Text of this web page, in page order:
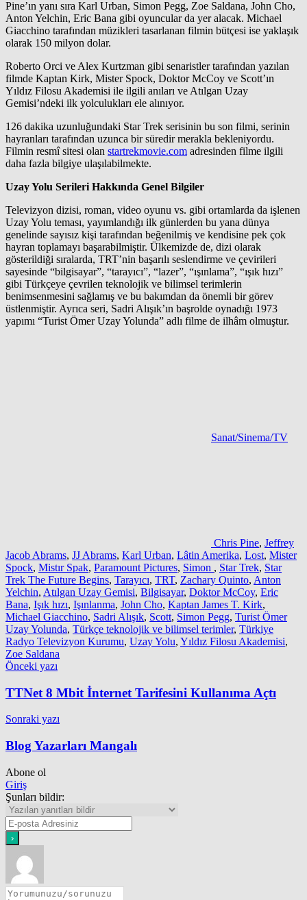
Pine’ın yanı sıra Karl Urban, Simon Pegg, Zoe Saldana, John Cho,
Anton Yelchin, Eric Bana gibi oyuncular da yer alacak. Michael
Giacchino tarafından müzikleri tasarlanan filmin bütçesi ise yaklaşık
olarak 150 milyon dolar.
Roberto Orci ve Alex Kurtzman gibi senaristler tarafından yazılan
filmde Kaptan Kirk, Mister Spock, Doktor McCoy ve Scott’ın
Yıldız Filosu Akademisi ile ilgili anıları ve Atılgan Uzay
Gemisi’ndeki ilk yolculukları ele alınıyor.
126 dakika uzunluğundaki Star Trek serisinin bu son filmi, serinin
hayranları tarafından uzunca bir süredir merakla bekleniyordu.
Filmin resmî sitesi olan startrekmovie.com adresinden filme ilgili
daha fazla bilgiye ulaşılabilmekte.
Uzay Yolu Serileri Hakkında Genel Bilgiler
Televizyon dizisi, roman, video oyunu vs. gibi ortamlarda da işlenen
Uzay Yolu teması, yayımlandığı ilk günlerden bu yana dünya
genelinde sayısız kişi tarafından beğenilmiş ve kendisine pek çok
hayran toplamayı başarabilmiştir. Ülkemizde de, dizi olarak
gösterildiği sıralarda, TRT’nin başarılı seslendirme ve çevirileri
sayesinde “bilgisayar”, “tarayıcı”, “lazer”, “ışınlama”, “ışık hızı”
gibi Türkçeye çevrilen teknolojik ve bilimsel terimlerin
benimsenmesini sağlamış ve bu bakımdan da önemli bir görev
üstlenmiştir. Ayrıca seri, Sadri Alışık’ın başrolde oynadığı 1973
yapımı “Turist Ömer Uzay Yolunda” adlı filme de ilhâm olmuştur.
Sanat/Sinema/TV
Chris Pine, Jeffrey
Jacob Abrams, JJ Abrams, Karl Urban, Lâtin Amerika, Lost, Mister
Spock, Mistır Spak, Paramount Pictures, Simon , Star Trek, Star
Trek The Future Begins, Tarayıcı, TRT, Zachary Quinto, Anton
Yelchin, Atılgan Uzay Gemisi, Bilgisayar, Doktor McCoy, Eric
Bana, Işık hızı, Işınlanma, John Cho, Kaptan James T. Kirk,
Michael Giacchino, Sadri Alışık, Scott, Simon Pegg, Turist Ömer
Uzay Yolunda, Türkçe teknolojik ve bilimsel terimler, Türkiye
Radyo Televizyon Kurumu, Uzay Yolu, Yıldız Filosu Akademisi,
Zoe Saldana
Yazı
gezinmesi
Önceki yazı
TTNet 8 Mbit İnternet Tarifesini Kullanıma Açtı
Sonraki yazı
Blog Yazarları Mangalı
Abone ol
Giriş
Şunları bildir: